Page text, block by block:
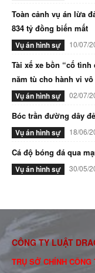
Toàn cảnh vụ án lừa
834 tỷ đồng biến mất
Vụ án hình sự 10/07/
Tài xế xe bồn “cố
năm tù cho hành vi
Vụ án hình sự 02/07/
Bóc trần đường dây
Vụ án hình sự 18/06/
Cá độ bóng đá qua
Vụ án hình sự 30/05/
CÔNG TY LUẬT
TRỤ SỞ CHÍNH